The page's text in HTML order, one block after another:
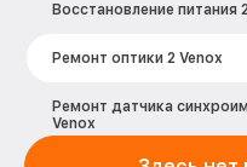
Восстановление питания
Ремонт оптики 2 Venox
Ремонт датчика
Venox